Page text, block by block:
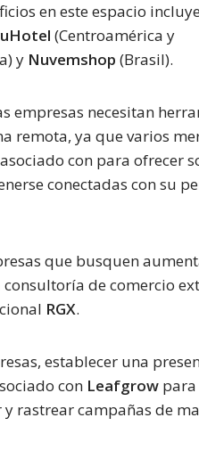
en este espacio
(Centroamérica y
y Nuvemshop (Brasil).
empresas necesitan
remota, ya que varios
con para ofrecer
conectadas con su
que busquen
de comercio
RGX.
establecer una
con Leafgrow
rastrear campañas de